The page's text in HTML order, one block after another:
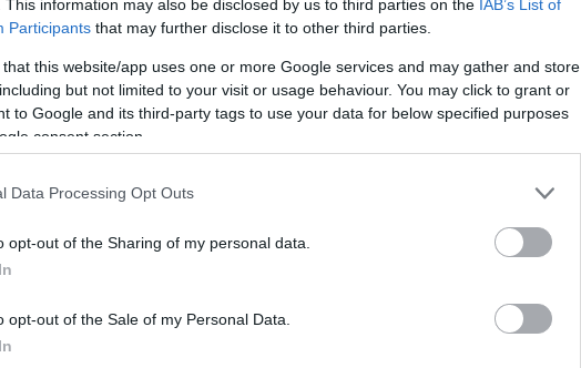
This information may also be disclosed by us to third parties on the IAB’s List of
Participants that may further disclose it to other third parties.
that this website/app uses one or more Google services and may gather and store
but not limited to your visit or usage behaviour. You may click to grant or
to Google and its third-party tags to use your data for below specified purposes
consent section.
Data Processing Opt Outs
opt-out of the Sharing of my personal data.
opt-out of the Sale of my Personal Data.
nem fogja elsietni a döntést, és a következő
az elmúlt másfél év eseményei a
is valószínűsíthető, hogy a szerződése
munkát vállaljon máshol, de nyilvánvalóan ez
csak meg sem
Bull, miért rúgták
ki